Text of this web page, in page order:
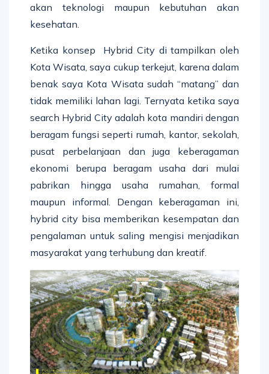
akan teknologi maupun kebutuhan akan
kesehatan.
Ketika konsep Hybrid City di tampilkan oleh
Kota Wisata, saya cukup terkejut, karena dalam
benak saya Kota Wisata sudah “matang” dan
tidak memiliki lahan lagi. Ternyata ketika saya
search Hybrid City adalah kota mandiri dengan
beragam fungsi seperti rumah, kantor, sekolah,
pusat perbelanjaan dan juga keberagaman
ekonomi berupa beragam usaha dari mulai
pabrikan hingga usaha rumahan, formal
maupun informal. Dengan keberagaman ini,
hybrid city bisa memberikan kesempatan dan
pengalaman untuk saling mengisi menjadikan
masyarakat yang terhubung dan kreatif.